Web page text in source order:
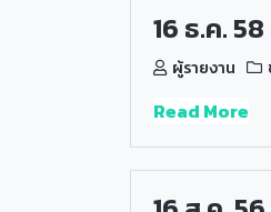
16 ธ.ค.
ผู้รายงาน
Read More